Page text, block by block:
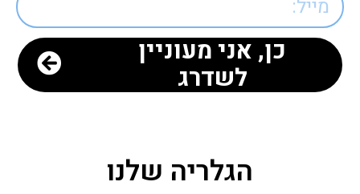
כן, אני מעוניין
לשדרג
הגלריה שלנו